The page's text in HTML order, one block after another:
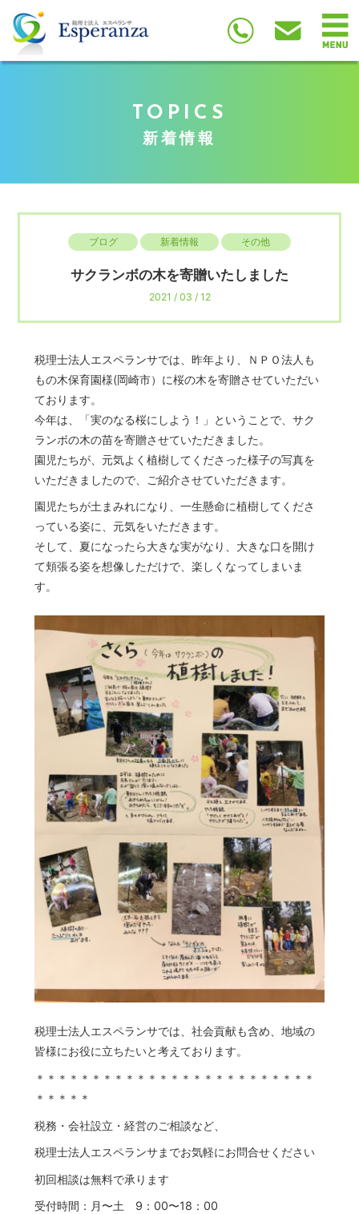
TOPICS
新着情報
ブログ 新着情報 その他
サクランボの木を寄贈いたしました
2021 / 03 / 12
税理士法人エスペランサでは、昨年より、ＮＰＯ法人も
もの木保育園様(岡崎市）に桜の木を寄贈させていただい
ております。
今年は、「実のなる桜にしよう！」ということで、サク
ランボの木の苗を寄贈させていただきました。
園児たちが、元気よく植樹してくださった様子の写真を
いただきましたので、ご紹介させていただきます。
園児たちが土まみれになり、一生懸命に植樹してくださ
っている姿に、元気をいただきます。
そして、夏になったら大きな実がなり、大きな口を開け
て頬張る姿を想像しただけで、楽しくなってしまいま
す。
税理士法人エスペランサでは、社会貢献も含め、地域の
皆様にお役に立ちたいと考えております。
＊＊＊＊＊＊＊＊＊＊＊＊＊＊＊＊＊＊＊＊＊＊＊＊＊
＊＊＊＊＊
税務・会社設立・経営のご相談など、
税理士法人エスペランサまでお気軽にお問合せください
初回相談は無料で承ります
受付時間：月〜土 9：00〜18：00